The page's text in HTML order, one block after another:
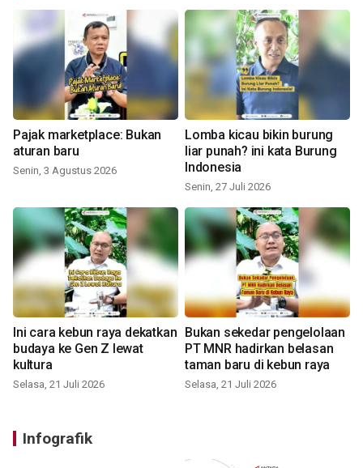
Pajak marketplace: Bukan
aturan baru
Senin, 3 Agustus 2026
Lomba kicau bikin burung
liar punah? ini kata Burung
Indonesia
Senin, 27 Juli 2026
Ini cara kebun raya dekatkan
budaya ke Gen Z lewat
kultura
Selasa, 21 Juli 2026
Bukan sekedar pengelolaan
PT MNR hadirkan belasan
taman baru di kebun raya
Selasa, 21 Juli 2026
Infografik